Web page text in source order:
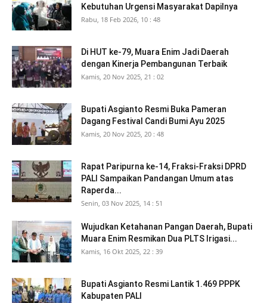
Kebutuhan Urgensi Masyarakat Dapilnya
Rabu, 18 Feb 2026, 10 : 48
Di HUT ke-79, Muara Enim Jadi Daerah
dengan Kinerja Pembangunan Terbaik
Kamis, 20 Nov 2025, 21 : 02
Bupati Asgianto Resmi Buka Pameran
Dagang Festival Candi Bumi Ayu 2025
Kamis, 20 Nov 2025, 20 : 48
Rapat Paripurna ke-14, Fraksi-Fraksi DPRD
PALI Sampaikan Pandangan Umum atas
Raperda...
Senin, 03 Nov 2025, 14 : 51
Wujudkan Ketahanan Pangan Daerah, Bupati
Muara Enim Resmikan Dua PLTS Irigasi...
Kamis, 16 Okt 2025, 22 : 39
Bupati Asgianto Resmi Lantik 1.469 PPPK
Kabupaten PALI